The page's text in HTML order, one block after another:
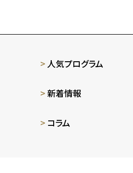
人気プログラム
新着情報
コラム